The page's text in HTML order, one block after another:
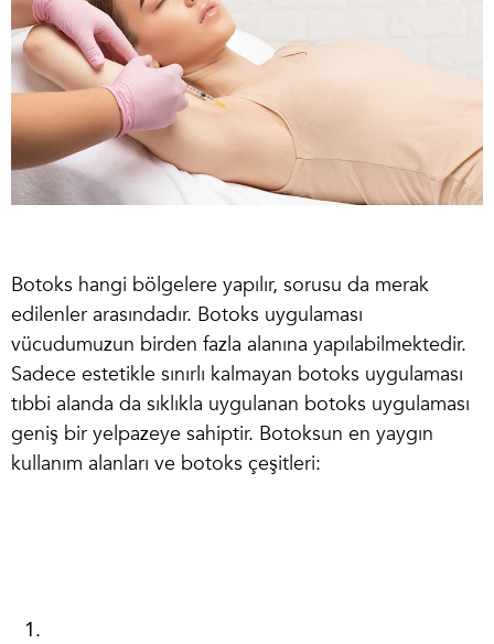
Botoks hangi bölgelere yapılır, sorusu da merak
edilenler arasındadır. Botoks uygulaması
vücudumuzun birden fazla alanına yapılabilmektedir.
Sadece estetikle sınırlı kalmayan botoks uygulaması
tıbbi alanda da sıklıkla uygulanan botoks uygulaması
geniş bir yelpazeye sahiptir. Botoksun en yaygın
kullanım alanları ve botoks çeşitleri: